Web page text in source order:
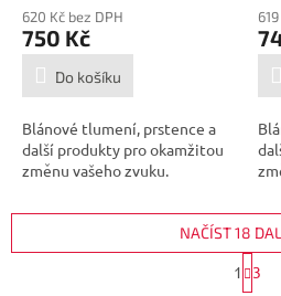
620 Kč bez DPH
750 Kč
Do košíku
Blánové tlumení, prstence a
další produkty pro okamžitou
změnu vašeho zvuku.
NAČÍST 18
S
t
1
3